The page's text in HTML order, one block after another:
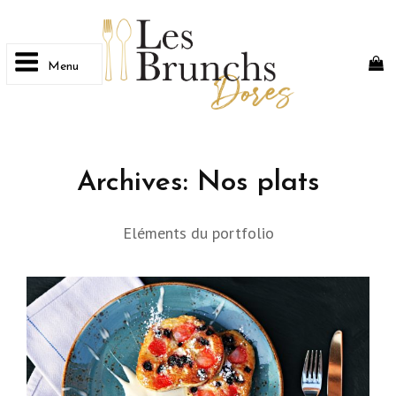
Menu
Archives: Nos plats
Eléments du portfolio